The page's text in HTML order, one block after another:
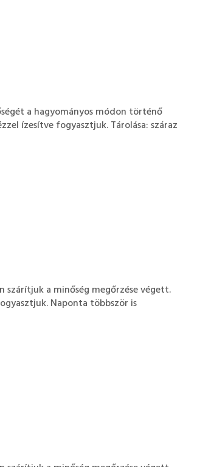
a hagyományos módon történő
ízesítve fogyasztjuk. Tárolása: száraz
szárítjuk a minőség megőrzése végett.
Naponta többször is